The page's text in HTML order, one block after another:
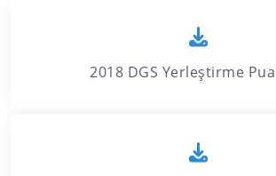
2018 DGS Yerleştirme